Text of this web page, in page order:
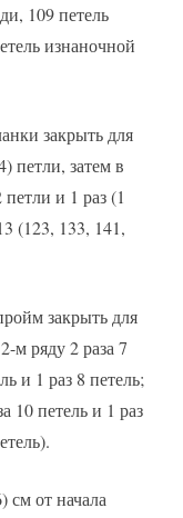
109 петель
изнаночной
закрыть для
петли, затем в
и 1 раз (1
(123, 133, 141,
закрыть для
м ряду 2 раза 7
и 1 раз 8 петель;
10 петель и 1 раз
см от начала